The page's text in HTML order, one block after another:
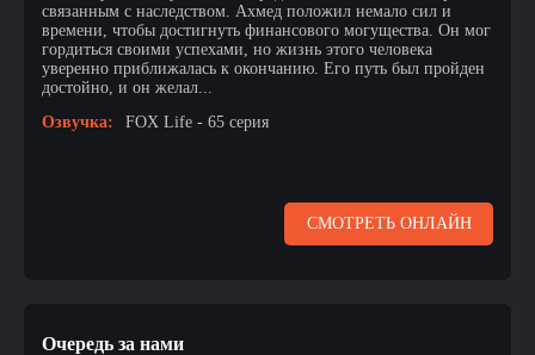
связанным с наследством. Ахмед положил немало сил и
времени, чтобы достигнуть финансового могущества. Он мог
гордиться своими успехами, но жизнь этого человека
уверенно приближалась к окончанию. Его путь был пройден
достойно, и он желал...
Озвучка:
FOX Life - 65 серия
СМОТРЕТЬ ОНЛАЙН
Очередь за нами